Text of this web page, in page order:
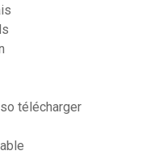
télécharger